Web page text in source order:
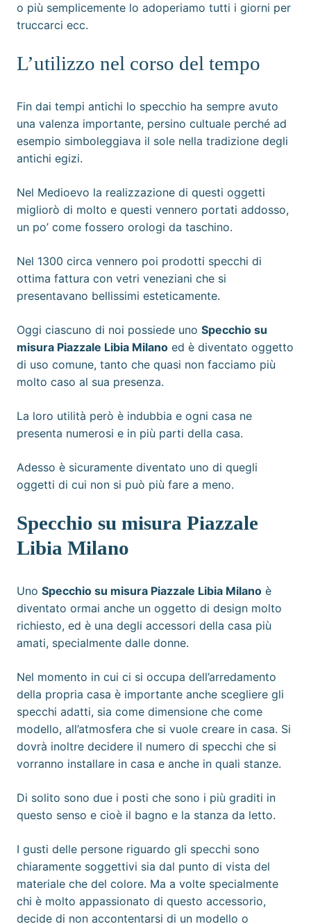
o più semplicemente lo adoperiamo tutti i giorni per
truccarci ecc.
L’utilizzo nel corso del tempo
Fin dai tempi antichi lo specchio ha sempre avuto
una valenza importante, persino cultuale perché ad
esempio simboleggiava il sole nella tradizione degli
antichi egizi.
Nel Medioevo la realizzazione di questi oggetti
migliorò di molto e questi vennero portati addosso,
un po’ come fossero orologi da taschino.
Nel 1300 circa vennero poi prodotti specchi di
ottima fattura con vetri veneziani che si
presentavano bellissimi esteticamente.
Oggi ciascuno di noi possiede uno Specchio su
misura Piazzale Libia Milano ed è diventato oggetto
di uso comune, tanto che quasi non facciamo più
molto caso al sua presenza.
La loro utilità però è indubbia e ogni casa ne
presenta numerosi e in più parti della casa.
Adesso è sicuramente diventato uno di quegli
oggetti di cui non si può più fare a meno.
Specchio su misura Piazzale
Libia Milano
Uno Specchio su misura Piazzale Libia Milano è
diventato ormai anche un oggetto di design molto
richiesto, ed è una degli accessori della casa più
amati, specialmente dalle donne.
Nel momento in cui ci si occupa dell’arredamento
della propria casa è importante anche scegliere gli
specchi adatti, sia come dimensione che come
modello, all’atmosfera che si vuole creare in casa. Si
dovrà inoltre decidere il numero di specchi che si
vorranno installare in casa e anche in quali stanze.
Di solito sono due i posti che sono i più graditi in
questo senso e cioè il bagno e la stanza da letto.
I gusti delle persone riguardo gli specchi sono
chiaramente soggettivi sia dal punto di vista del
materiale che del colore. Ma a volte specialmente
chi è molto appassionato di questo accessorio,
decide di non accontentarsi di un modello o